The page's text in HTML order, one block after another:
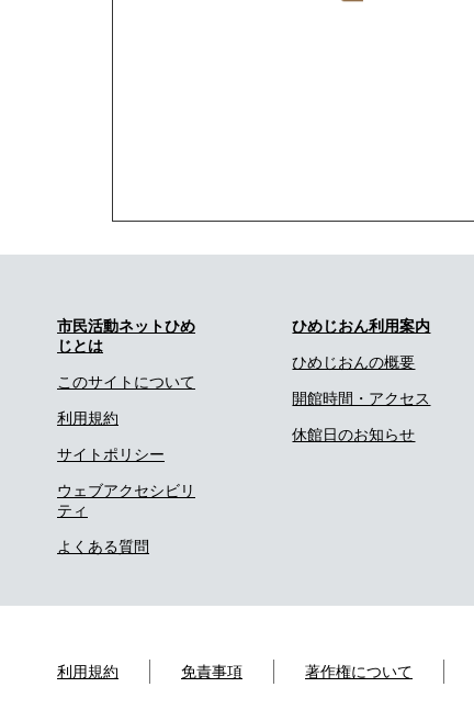
市民活動ネットひめ
じとは
このサイトについて
利用規約
サイトポリシー
ウェブアクセシビリ
ティ
よくある質問
ひめじおん利用案内
ひめじおんの概要
開館時間・アクセス
休館日のお知らせ
利用規約 免責事項 著作権について